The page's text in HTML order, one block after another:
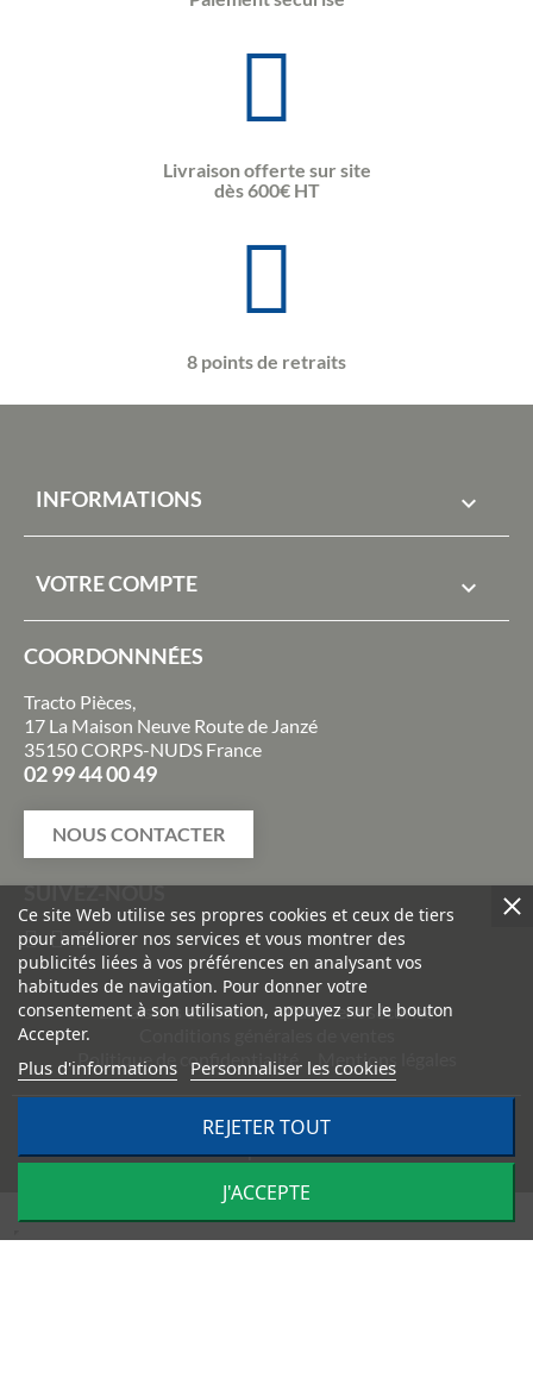
Livraison offerte sur site
dès 600€ HT
8 points de retraits
INFORMATIONS 
VOTRE COMPTE 
COORDONNNÉES
Tracto Pièces,
17 La Maison Neuve Route de Janzé
35150 CORPS-NUDS France
02 99 44 00 49
NOUS CONTACTER
SUIVEZ-NOUS
Livraisons et retours
Paiement sécurisé
Politique de confidentialité
Mentions légales
TRACTO PIÈCES - Conception & réalisation :
Impulsion
Ce site Web utilise ses propres cookies et ceux de tiers
pour améliorer nos services et vous montrer des
publicités liées à vos préférences en analysant vos
habitudes de navigation. Pour donner votre
consentement à son utilisation, appuyez sur le bouton
Accepter.
Plus d'informations Personnaliser les cookies
REJETER TOUT
J'ACCEPTE